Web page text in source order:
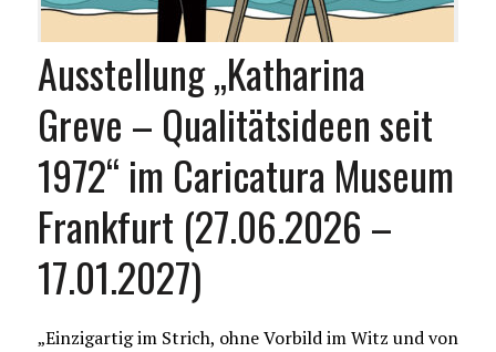
Ausstellung „Katharina
Greve – Qualitätsideen seit
1972“ im Caricatura Museum
Frankfurt (27.06.2026 –
17.01.2027)
„Einzigartig im Strich, ohne Vorbild im Witz und von